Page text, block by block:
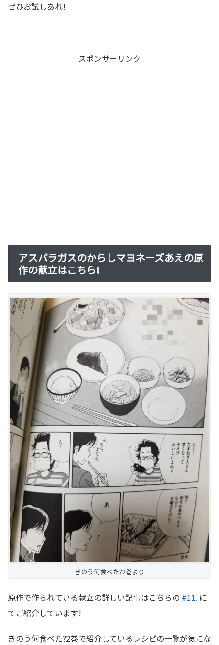
ぜひお試しあれ!
スポンサーリンク
アスパラガスのからしマヨネーズあえの原
作の献立はこちら!
きのう何食べた?2巻より
原作で作られている献立の詳しい記事はこちらの #11. に
てご紹介しています!
きのう何食べた?2巻で紹介しているレシピの一覧が気にな